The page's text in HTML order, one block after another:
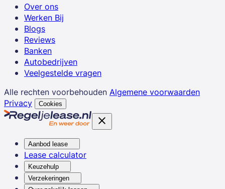
Over ons
Werken Bij
Blogs
Reviews
Banken
Autobedrijven
Veelgestelde vragen
Alle rechten voorbehouden Algemene voorwaarden
Privacy
Cookies
Aanbod lease
Lease calculator
Keuzehulp
Verzekeringen